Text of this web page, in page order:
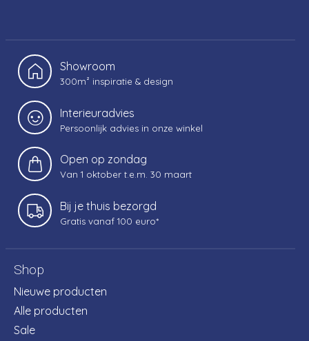
Showroom
300m² inspiratie & design
Interieuradvies
Persoonlijk advies in onze winkel
Open op zondag
Van 1 oktober t.e.m. 30 maart
Bij je thuis bezorgd
Gratis vanaf 100 euro*
Shop
Nieuwe producten
Alle producten
Sale